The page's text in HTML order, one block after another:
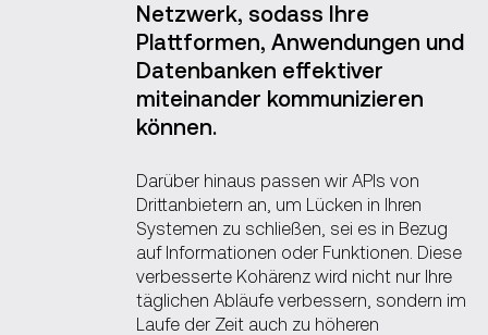
Netzwerk, sodass Ihre
Plattformen, Anwendungen und
Datenbanken effektiver
miteinander kommunizieren
können.
Darüber hinaus passen wir APIs von
Drittanbietern an, um Lücken in Ihren
Systemen zu schließen, sei es in Bezug
auf Informationen oder Funktionen. Diese
verbesserte Kohärenz wird nicht nur Ihre
täglichen Abläufe verbessern, sondern im
Laufe der Zeit auch zu höheren